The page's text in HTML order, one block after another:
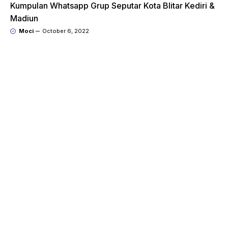
Kumpulan Whatsapp Grup Seputar Kota Blitar Kediri &
Madiun
Moci October 6, 2022